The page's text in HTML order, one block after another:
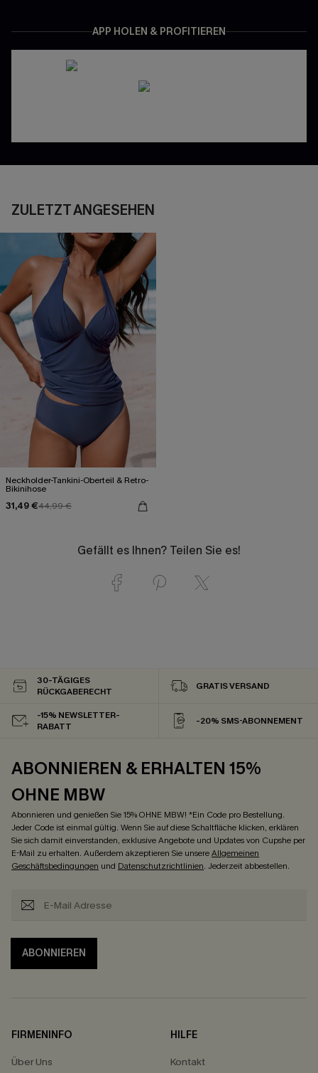
APP HOLEN & PROFITIEREN
ZULETZT ANGESEHEN
Neckholder-Tankini-Oberteil & Retro-
Bikinihose
31,49 €44,99 €
Gefällt es Ihnen? Teilen Sie es!
30-TÄGIGES
RÜCKGABERECHT
GRATIS VERSAND
-15% NEWSLETTER-
RABATT
-20% SMS-ABONNEMENT
ABONNIEREN & ERHALTEN 15%
OHNE MBW
Abonnieren und genießen Sie 15% OHNE MBW! *Ein Code pro Bestellung.
Jeder Code ist einmal gültig. Wenn Sie auf diese Schaltfläche klicken, erklären
Sie sich damit einverstanden, exklusive Angebote und Updates von Cupshe per
E-Mail zu erhalten. Außerdem akzeptieren Sie unsereAllgemeinen
Geschäftsbedingungen und Datenschutzrichtlinien. Jederzeit abbestellen.
ABONNIEREN
FIRMENINFO
Über Uns
HILFE
Kontakt